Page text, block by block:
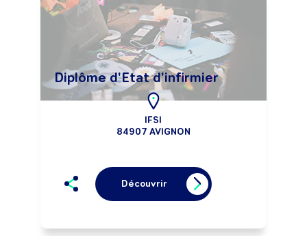
Diplôme d'Etat d'infirmier
IFSI
84907 AVIGNON
Découvrir